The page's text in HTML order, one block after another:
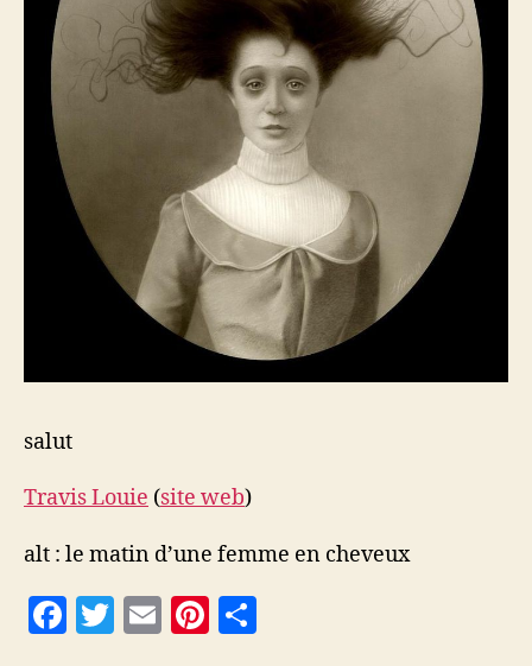
salut
Travis Louie (site web)
alt : le matin d’une femme en cheveux
F
T
E
Pi